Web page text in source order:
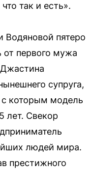
так и есть».
Водяновой пятеро
от первого мужа
супруга,
которым модель
лет. Свекор
людей мира.
престижного